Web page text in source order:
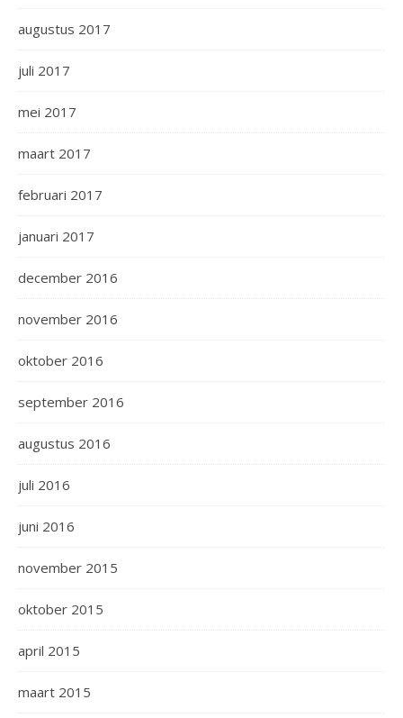
augustus 2017
juli 2017
mei 2017
maart 2017
februari 2017
januari 2017
december 2016
november 2016
oktober 2016
september 2016
augustus 2016
juli 2016
juni 2016
november 2015
oktober 2015
april 2015
maart 2015